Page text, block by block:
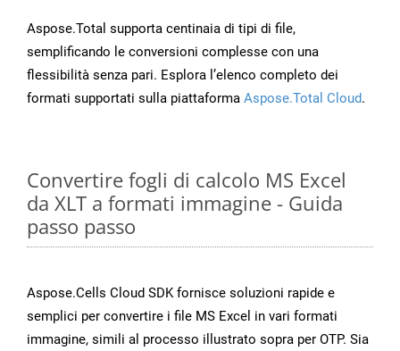
Aspose.Total supporta centinaia di tipi di file,
semplificando le conversioni complesse con una
flessibilità senza pari. Esplora l’elenco completo dei
formati supportati sulla piattaforma Aspose.Total Cloud.
Convertire fogli di calcolo MS Excel
da XLT a formati immagine - Guida
passo passo
Aspose.Cells Cloud SDK fornisce soluzioni rapide e
semplici per convertire i file MS Excel in vari formati
immagine, simili al processo illustrato sopra per OTP. Sia